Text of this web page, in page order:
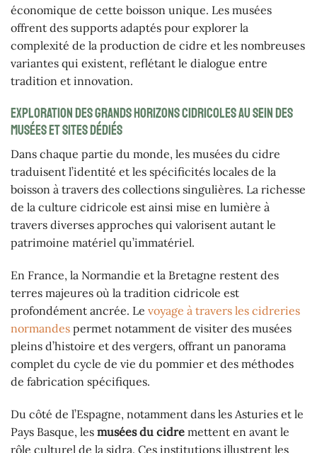
économique de cette boisson unique. Les musées
offrent des supports adaptés pour explorer la
complexité de la production de cidre et les nombreuses
variantes qui existent, reflétant le dialogue entre
tradition et innovation.
Exploration des grands horizons cidricoles au sein des
musées et sites dédiés
Dans chaque partie du monde, les musées du cidre
traduisent l’identité et les spécificités locales de la
boisson à travers des collections singulières. La richesse
de la culture cidricole est ainsi mise en lumière à
travers diverses approches qui valorisent autant le
patrimoine matériel qu’immatériel.
En France, la Normandie et la Bretagne restent des
terres majeures où la tradition cidricole est
profondément ancrée. Le voyage à travers les cidreries
normandes permet notamment de visiter des musées
pleins d’histoire et des vergers, offrant un panorama
complet du cycle de vie du pommier et des méthodes
de fabrication spécifiques.
Du côté de l’Espagne, notamment dans les Asturies et le
Pays Basque, les musées du cidre mettent en avant le
rôle culturel de la sidra. Ces institutions illustrent les